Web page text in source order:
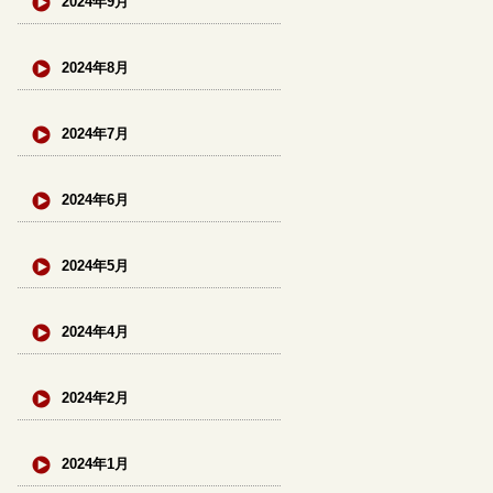
2024年8月
2024年7月
2024年6月
2024年5月
2024年4月
2024年2月
2024年1月